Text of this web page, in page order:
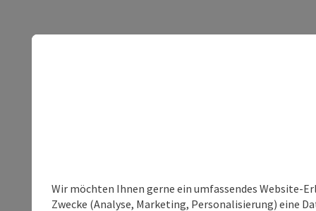
Wir möchten Ihnen gerne ein umfassendes Website-
Zwecke (Analyse, Marketing, Personalisierung) eine